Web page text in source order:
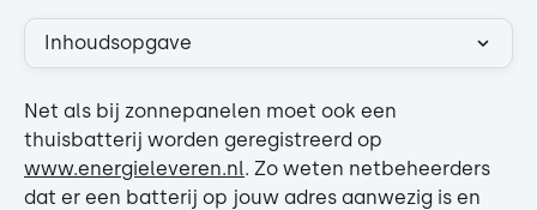
Inhoudsopgave
Net als bij zonnepanelen moet ook een
thuisbatterij worden geregistreerd op
www.energieleveren.nl. Zo weten netbeheerders
dat er een batterij op jouw adres aanwezig is en